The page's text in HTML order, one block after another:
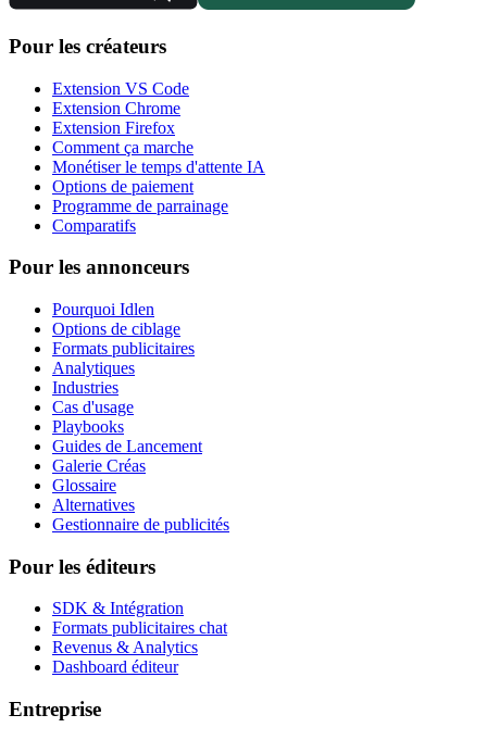
Pour les créateurs
Extension VS Code
Extension Chrome
Extension Firefox
Comment ça marche
Monétiser le temps d'attente IA
Options de paiement
Programme de parrainage
Comparatifs
Pour les annonceurs
Pourquoi Idlen
Options de ciblage
Formats publicitaires
Analytiques
Industries
Cas d'usage
Playbooks
Guides de Lancement
Galerie Créas
Glossaire
Alternatives
Gestionnaire de publicités
Pour les éditeurs
SDK & Intégration
Formats publicitaires chat
Revenus & Analytics
Dashboard éditeur
Entreprise